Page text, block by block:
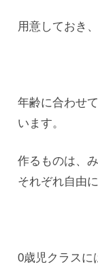
用意しておき
年齢に合わせ
います。
作るものは、
それぞれ自由
0歳児クラスに